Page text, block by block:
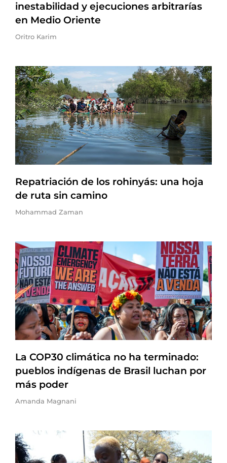
inestabilidad y ejecuciones arbitrarías
en Medio Oriente
Oritro Karim
Repatriación de los rohinyás: una hoja
de ruta sin camino
Mohammad Zaman
La COP30 climática no ha terminado:
pueblos indígenas de Brasil luchan por
más poder
Amanda Magnani